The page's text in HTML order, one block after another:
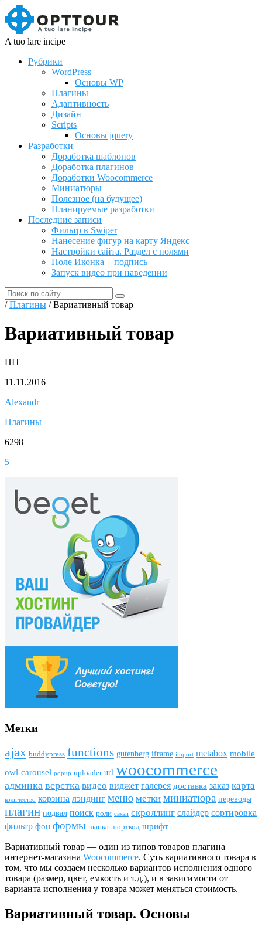
A tuo lare incipe
Рубрики
WordPress
Основы WP
Плагины
Адаптивность
Дизайн
Scripts
Основы jquery
Разработки
Доработка шаблонов
Доработка плагинов
Доработки Woocommerce
Миниатюры
Полезное (на будущее)
Планируемые разработки
Последние записи
Фильтр в Swiper
Нанесение фигур на карту Яндекс
Настройки сайта. Раздел с полями
Поле Иконка + подпись
Запуск видео при наведении
/Плагины / Вариативный товар
Вариативный товар
HIT
11.11.2016
Alexandr
Плагины
6298
5
Метки
ajax buddypress funсtions gutenberg iframe import metabox mobile
owl-carousel popup uploader url woocommerce
админка верстка видео виджет галерея доставка заказ карта
количество корзина лэндинг меню метки миниатюра переводы
плагин подвал поиск роли связи скроллинг слайдер сортировка
фильтр фон формы шапка шорткод шрифт
Вариативный товар — один из типов товаров плагина
интернет-магазина Woocommerce. Суть вариативного товара в
том, что мы создаем несколько вариантов исполнения одного
товара (размер, цвет, емкость и т.д.), и в зависимости от
варианта исполнения у товара может меняться стоимость.
Вариативный товар. Основы